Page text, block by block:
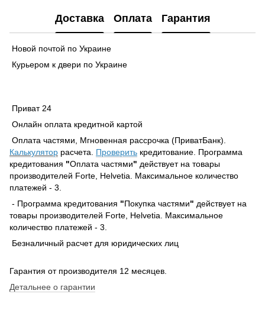
Доставка Оплата Гарантия
Новой почтой по Украине
Курьером к двери по Украине
Приват 24
Онлайн оплата кредитной картой
Оплата частями, Мгновенная рассрочка (ПриватБанк).
Калькулятор расчета. Проверить кредитование. Программа
кредитования "Оплата частями" действует на товары
производителей Forte, Helvetia. Максимальное количество
платежей - 3.
- Программа кредитования "Покупка частями" действует на
товары производителей Forte, Helvetia. Максимальное
количество платежей - 3.
Безналичный расчет для юридических лиц
Гарантия от производителя 12 месяцев.
Детальнее о гарантии